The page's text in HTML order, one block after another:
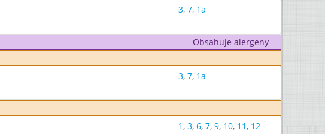
3, 7, 1a
Obsahuje alergeny
3, 7, 1a
1, 3, 6, 7, 9, 10, 11, 12